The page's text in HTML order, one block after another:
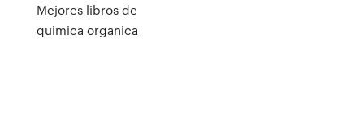
Mejores libros de
quimica organica